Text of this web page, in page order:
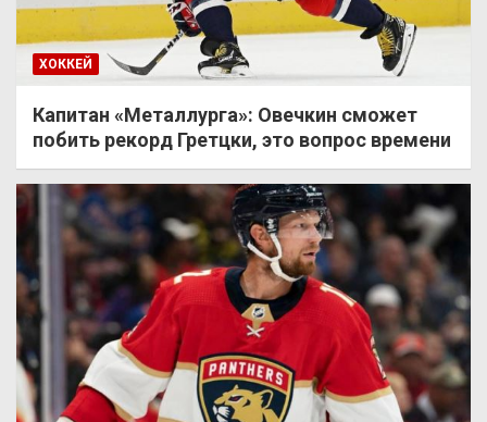
ХОККЕЙ
Капитан «Металлурга»: Овечкин сможет
побить рекорд Гретцки, это вопрос времени